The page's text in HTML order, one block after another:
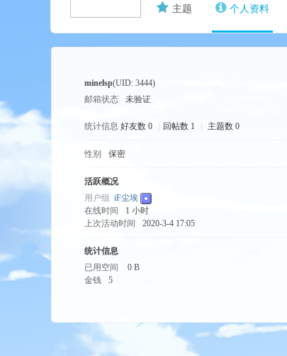
主题 个人资料
minelsp(UID: 3444)
邮箱状态
未验证
统计信息 好友数 0 回帖数 1 主题数 0
性别 保密
活跃概况
用户组 iF尘埃
在线时间
1 小时
上次活动时间
2020-3-4 17:05
统计信息
已用空间
0 B
金钱
5